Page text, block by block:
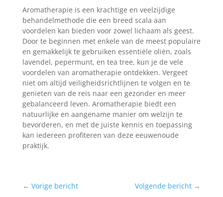
Aromatherapie is een krachtige en veelzijdige
behandelmethode die een breed scala aan
voordelen kan bieden voor zowel lichaam als geest.
Door te beginnen met enkele van de meest populaire
en gemakkelijk te gebruiken essentiële oliën, zoals
lavendel, pepermunt, en tea tree, kun je de vele
voordelen van aromatherapie ontdekken. Vergeet
niet om altijd veiligheidsrichtlijnen te volgen en te
genieten van de reis naar een gezonder en meer
gebalanceerd leven. Aromatherapie biedt een
natuurlijke en aangename manier om welzijn te
bevorderen, en met de juiste kennis en toepassing
kan iedereen profiteren van deze eeuwenoude
praktijk.
← Vorige bericht Volgende bericht →